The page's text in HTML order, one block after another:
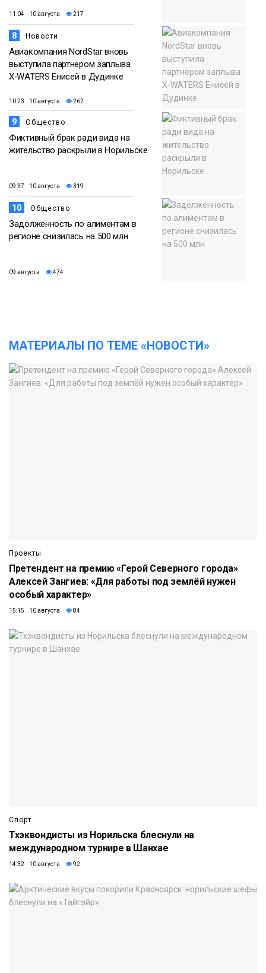
11:04 10 августа 217
8 Новости
Авиакомпания NordStar вновь
выступила партнером заплыва
X‑WATERS Енисей в Дудинке
10:23 10 августа 262
9 Общество
Фиктивный брак ради вида на
жительство раскрыли в Норильске
09:37 10 августа 319
10 Общество
Задолженность по алиментам в
регионе снизилась на 500 млн
09 августа 474
МАТЕРИАЛЫ ПО ТЕМЕ «НОВОСТИ»
Проекты
Претендент на премию «Герой Северного города»
Алексей Зангиев: «Для работы под землёй нужен
особый характер»
15:15 10 августа 84
Спорт
Тхэквондисты из Норильска блеснули на
международном турнире в Шанхае
14:32 10 августа 92